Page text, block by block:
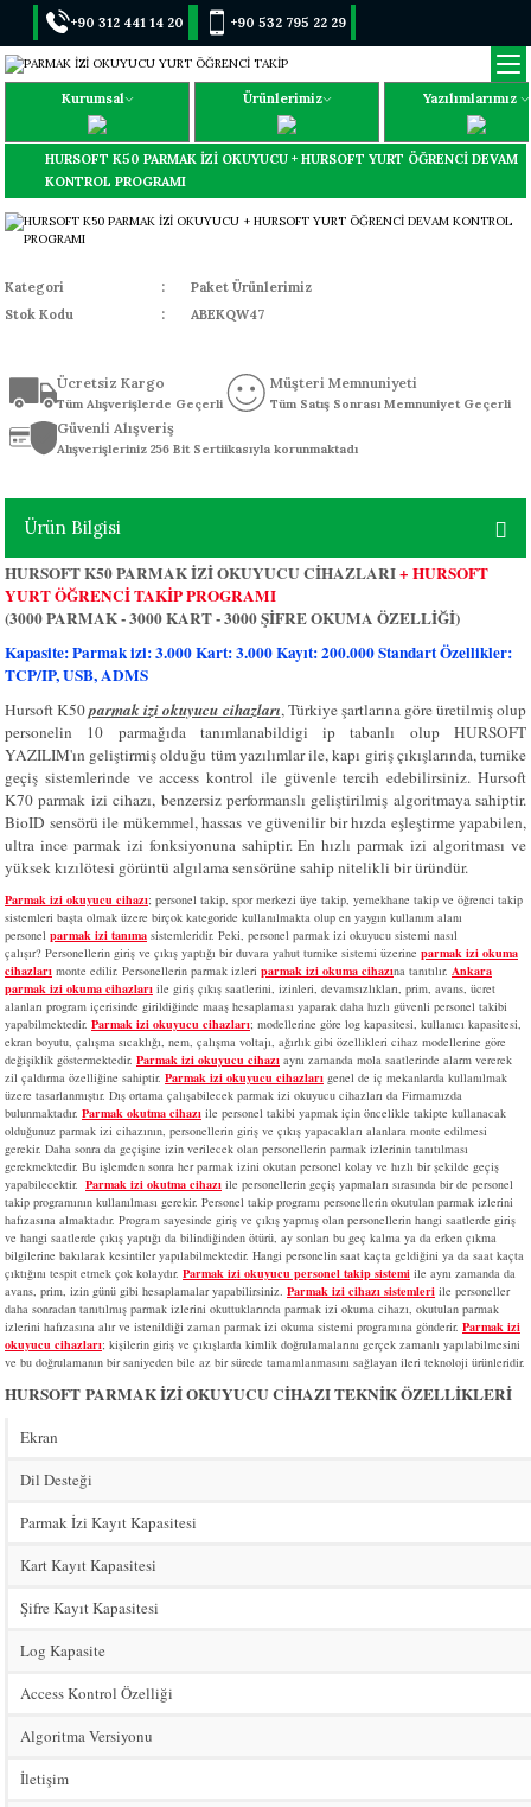
+90 312 441 14 20 +90 532 795 22 29
Kurumsal Ürünlerimiz Yazılımlarımız
HURSOFT K50 PARMAK İZİ OKUYUCU + HURSOFT YURT ÖĞRENCİ DEVAM
KONTROL PROGRAMI
Kategori
Paket Ürünlerimiz
Stok Kodu
ABEKQW47
Ücretsiz Kargo
Tüm Alışverişlerde Geçerli
Müşteri Memnuniyeti
Tüm Satış Sonrası Memnuniyet Geçerli
Güvenli Alışveriş
Alışverişleriniz 256 Bit Sertiikasıyla korunmaktadı
Ürün Bilgisi
HURSOFT K50 PARMAK İZİ OKUYUCU CİHAZLARI+ HURSOFT
YURT ÖĞRENCİ TAKİP PROGRAMI
(3000 PARMAK - 3000 KART - 3000 ŞİFRE OKUMA ÖZELLİĞİ)
Kapasite: Parmak izi: 3.000 Kart: 3.000 Kayıt: 200.000 Standart Özellikler:
TCP/IP, USB, ADMS
Hursoft K50parmak izi okuyucu cihazları, Türkiye şartlarına göre üretilmiş olup
personelin 10 parmağıda tanımlanabildigi ip tabanlı olup HURSOFT
YAZILIM'ın geliştirmiş olduğu tüm yazılımlar ile, kapı giriş çıkışlarında, turnike
geçiş sistemlerinde ve access kontrol ile güvenle tercih edebilirsiniz. Hursoft
K70 parmak izi cihazı, benzersiz performanslı geliştirilmiş algoritmaya sahiptir.
BioID sensörü ile mükemmel, hassas ve güvenilir bir hızda eşleştirme yapabilen,
ultra ince parmak izi fonksiyonuna sahiptir. En hızlı parmak izi algoritması ve
yüksek kızılötesi görüntü algılama sensörüne sahip nitelikli bir üründür.
Parmak izi okuyucu cihazı; personel takip, spor merkezi üye takip, yemekhane takip ve öğrenci takip
sistemleri başta olmak üzere birçok kategoride kullanılmakta olup en yaygın kullanım alanı
personel parmak izi tanıma sistemleridir. Peki, personel parmak izi okuyucu sistemi nasıl
çalışır? Personellerin giriş ve çıkış yaptığı bir duvara yahut turnike sistemi üzerine parmak izi okuma
cihazları monte edilir. Personellerin parmak izleri parmak izi okuma cihazına tanıtılır. Ankara
parmak izi okuma cihazları ile giriş çıkış saatlerini, izinleri, devamsızlıkları, prim, avans, ücret
alanları program içerisinde girildiğinde maaş hesaplaması yaparak daha hızlı güvenli personel takibi
yapabilmektedir. Parmak izi okuyucu cihazları; modellerine göre log kapasitesi, kullanıcı kapasitesi,
ekran boyutu, çalışma sıcaklığı, nem, çalışma voltajı, ağırlık gibi özellikleri cihaz modellerine göre
değişiklik göstermektedir. Parmak izi okuyucu cihazı aynı zamanda mola saatlerinde alarm vererek
zil çaldırma özelliğine sahiptir. Parmak izi okuyucu cihazları genel de iç mekanlarda kullanılmak
üzere tasarlanmıştır. Dış ortama çalışabilecek parmak izi okuyucu cihazları da Firmamızda
bulunmaktadır. Parmak okutma cihazı ile personel takibi yapmak için öncelikle takipte kullanacak
olduğunuz parmak izi cihazının, personellerin giriş ve çıkış yapacakları alanlara monte edilmesi
gerekir. Daha sonra da geçişine izin verilecek olan personellerin parmak izlerinin tanıtılması
gerekmektedir. Bu işlemden sonra her parmak izini okutan personel kolay ve hızlı bir şekilde geçiş
yapabilecektir. Parmak izi okutma cihazı ile personellerin geçiş yapmaları sırasında bir de personel
takip programının kullanılması gerekir. Personel takip programı personellerin okutulan parmak izlerini
hafızasına almaktadır. Program sayesinde giriş ve çıkış yapmış olan personellerin hangi saatlerde giriş
ve hangi saatlerde çıkış yaptığı da bilindiğinden ötürü, ay sonları bu geç kalma ya da erken çıkma
bilgilerine bakılarak kesintiler yapılabilmektedir. Hangi personelin saat kaçta geldiğini ya da saat kaçta
çıktığını tespit etmek çok kolaydır. Parmak izi okuyucu personel takip sistemi ile aynı zamanda da
avans, prim, izin günü gibi hesaplamalar yapabilirsiniz. Parmak izi cihazı sistemleri ile personeller
daha sonradan tanıtılmış parmak izlerini okuttuklarında parmak izi okuma cihazı, okutulan parmak
izlerini hafızasına alır ve istenildiği zaman parmak izi okuma sistemi programına gönderir. Parmak izi
okuyucu cihazları; kişilerin giriş ve çıkışlarda kimlik doğrulamalarını gerçek zamanlı yapılabilmesini
ve bu doğrulamanın bir saniyeden bile az bir sürede tamamlanmasını sağlayan ileri teknoloji ürünleridir.
HURSOFT PARMAK İZİ OKUYUCU CİHAZI TEKNİK ÖZELLİKLERİ
Ekran
Dil Desteği
Parmak İzi Kayıt Kapasitesi
Kart Kayıt Kapasitesi
Şifre Kayıt Kapasitesi
Log Kapasite
Access Kontrol Özelliği
Algoritma Versiyonu
İletişim